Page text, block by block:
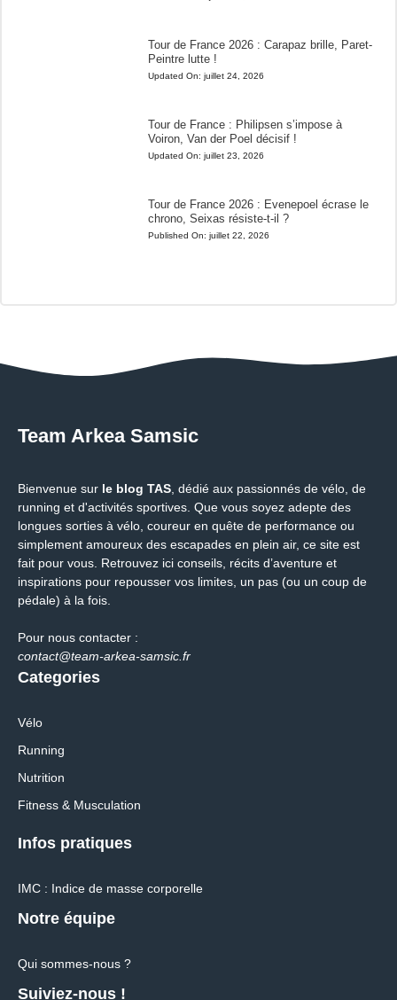
Tour de France 2026 : Carapaz brille, Paret-
Peintre lutte !
Updated On: juillet 24, 2026
Tour de France : Philipsen s’impose à
Voiron, Van der Poel décisif !
Updated On: juillet 23, 2026
Tour de France 2026 : Evenepoel écrase le
chrono, Seixas résiste-t-il ?
Published On: juillet 22, 2026
Team Arkea Samsic
Bienvenue sur le blog TAS , dédié aux passionnés de vélo, de
running et d'activités sportives. Que vous soyez adepte des
longues sorties à vélo, coureur en quête de performance ou
simplement amoureux des escapades en plein air, ce site est
fait pour vous. Retrouvez ici conseils, récits d’aventure et
inspirations pour repousser vos limites, un pas (ou un coup de
pédale) à la fois.
Pour nous contacter :
contact@team-arkea-samsic.fr
Categories
Vélo
Running
Nutrition
Fitness & Musculation
Infos pratiques
IMC : Indice de masse corporelle
Notre équipe
Qui sommes-nous ?
Suiviez-nous !